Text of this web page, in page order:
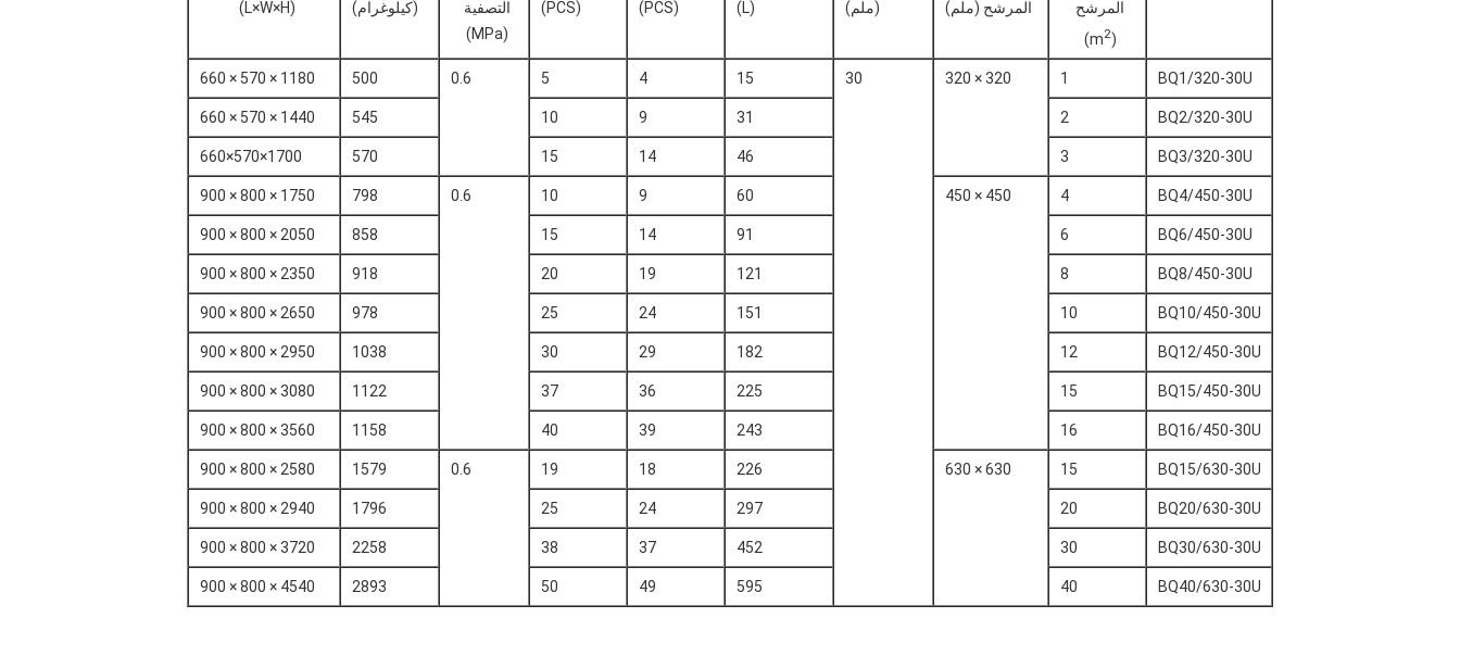
المرشح
(m
2
)
المرشح (ملم)
(ملم)
(L)
(PCS)
(PCS)
التصفية
(MPa)
(كيلوغرام)
(L×W×H)
BQ1/320-30U
1
320 × 320
30
15
4
5
0.6
500
1180 × 570 × 660
BQ2/320-30U
2
31
9
10
545
1440 × 570 × 660
BQ3/320-30U
3
46
14
15
570
1700×570×660
BQ4/450-30U
4
450 × 450
60
9
10
0.6
798
1750 × 800 × 900
BQ6/450-30U
6
91
14
15
858
2050 × 800 × 900
BQ8/450-30U
8
121
19
20
918
2350 × 800 × 900
BQ10/450-30U
10
151
24
25
978
2650 × 800 × 900
BQ12/450-30U
12
182
29
30
1038
2950 × 800 × 900
BQ15/450-30U
15
225
36
37
1122
3080 × 800 × 900
BQ16/450-30U
16
243
39
40
1158
3560 × 800 × 900
BQ15/630-30U
15
630 × 630
226
18
19
0.6
1579
2580 × 800 × 900
BQ20/630-30U
20
297
24
25
1796
2940 × 800 × 900
BQ30/630-30U
30
452
37
38
2258
3720 × 800 × 900
BQ40/630-30U
40
595
49
50
2893
4540 × 800 × 900